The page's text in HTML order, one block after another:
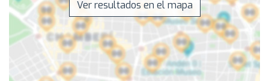
Ver resultados en el mapa